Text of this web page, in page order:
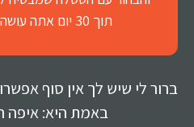
תוך 30 יום אתה עושה פי 10 על הכסף.
ברור לי שיש לך אין סוף
באמת היא: איפה